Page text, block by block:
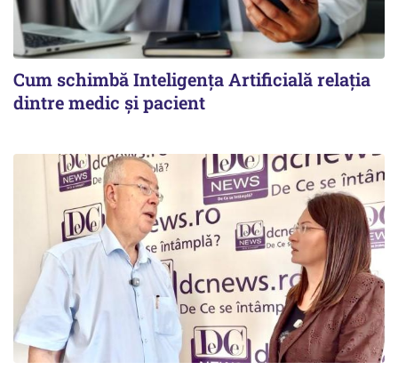
Cum schimbă Inteligența Artificială relația
dintre medic și pacient